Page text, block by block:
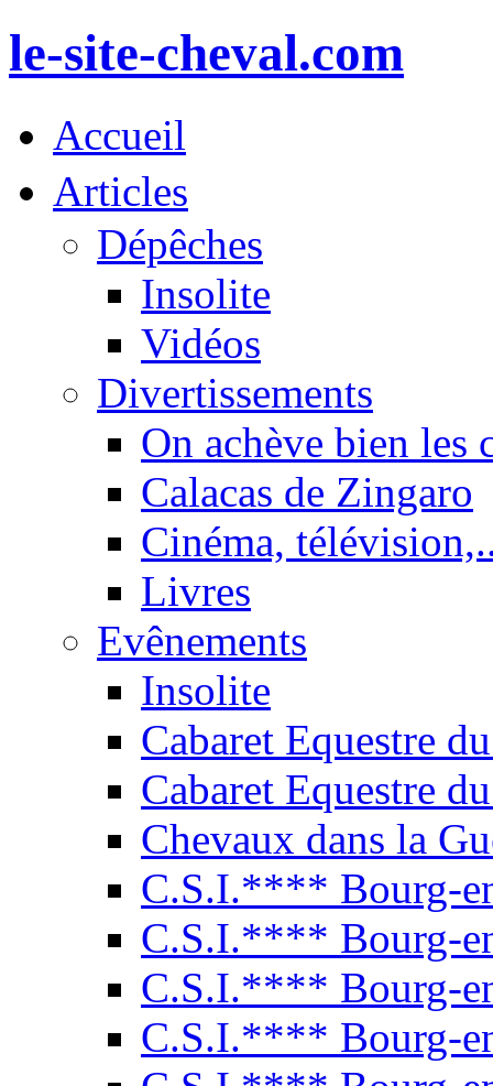
le-site-cheval.com
Accueil
Articles
Dépêches
Insolite
Vidéos
Divertissements
On achève bien les
Calacas de Zingaro
Cinéma,
Livres
Evênements
Insolite
Cabaret Equestre
Cabaret Equestre
Chevaux dans la
C.S.I.**** Bourg-
C.S.I.**** Bourg-
C.S.I.**** Bourg-
C.S.I.**** Bourg-